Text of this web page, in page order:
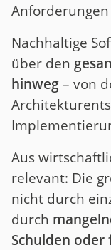
Nachhaltige
über den
hinweg– von
Aus
relevant: Die
nicht durch
durch
Schulden